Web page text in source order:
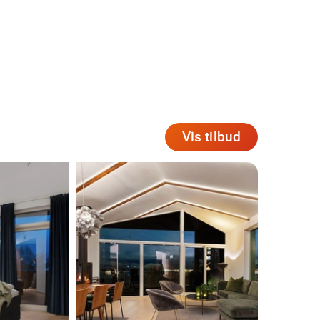
Vis tilbud